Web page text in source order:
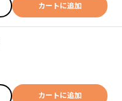
カートに追加
カートに追加